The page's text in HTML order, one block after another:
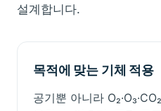
설계합니다.
목적에 맞는 기체 적용
공기뿐 아니라